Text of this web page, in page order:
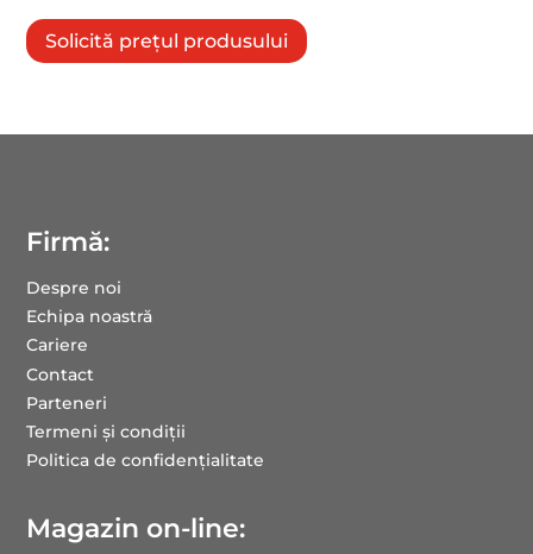
Solicită prețul produsului
Firmă:
Despre noi
Echipa noastră
Cariere
Contact
Parteneri
Termeni și condiții
Politica de confidențialitate
Magazin on-line: